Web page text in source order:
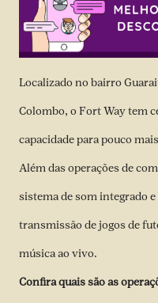
Localizado no bairro
Colombo, o Fort Way tem
capacidade para pouco
Além das operações de
sistema de som integrado
transmissão de jogos de
música ao vivo.
Confira quais são as